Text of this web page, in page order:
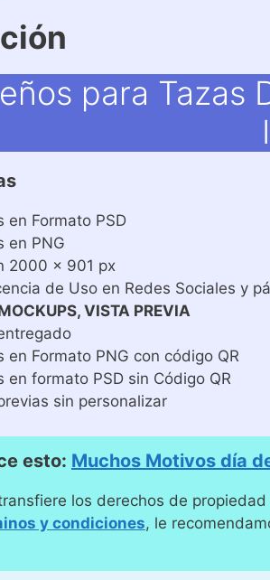
para Tazas
en Formato PSD
en PNG
2000 x 901 px
de Uso en Redes Sociales y
VISTA PREVIA
en Formato PNG con código QR
en formato PSD sin Código QR
sin personalizar
esto: Muchos Motivos día
los derechos de
y condiciones, le